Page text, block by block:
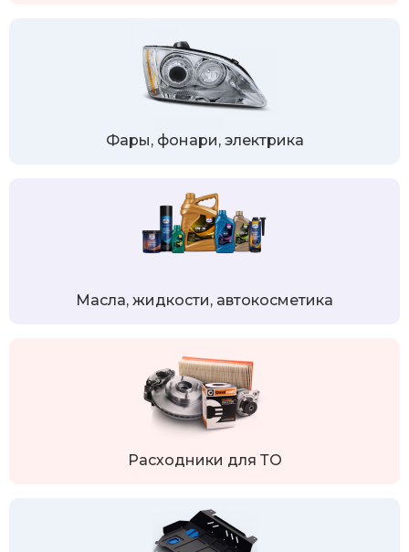
Фары, фонари, электрика
Масла, жидкости, автокосметика
Расходники для ТО